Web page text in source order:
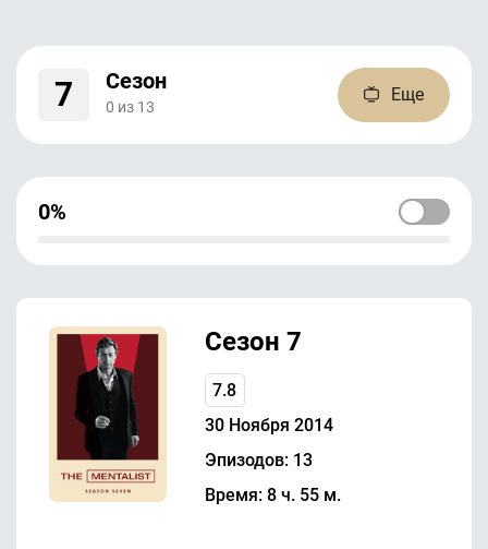
7 Сезон
0 из 13
Еще
0%
Сезон 7
7.8
30 Ноября 2014
Эпизодов: 13
Время: 8 ч. 55 м.